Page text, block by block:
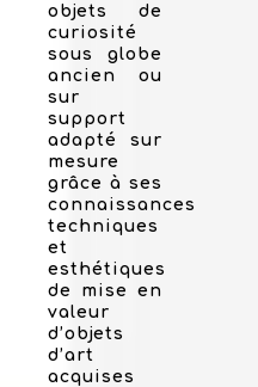
objets de
curiosité
sous globe
ancien ou
sur
support
adapté sur
mesure
grâce à ses
connaissances
techniques
et
esthétiques
de mise en
valeur
d’objets
d’art
acquises